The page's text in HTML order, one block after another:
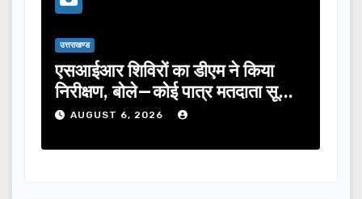
शिविरों का डीएम ने किया
बोले—कोई पात्र मतदाता सूची
6, 2026
तीलू रौतेली
का चयन, 35